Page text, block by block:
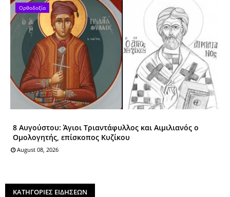
Ορθοδοξία
8 Αυγούστου: Άγιοι Tριαντάφυλλος και Αιμιλιανός ο
Ομολογητής, επίσκοπος Κυζίκου
August 08, 2026
ΚΑΤΗΓΟΡΙΕΣ ΕΙΔΗΣΕΩΝ